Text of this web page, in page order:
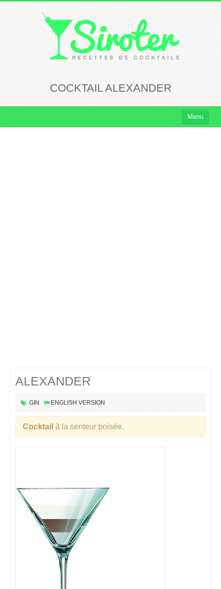
COCKTAIL ALEXANDER
Menu
ALEXANDER
GIN ENGLISH VERSION
Cocktail à la senteur boisée.